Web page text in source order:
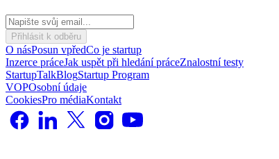
Přihlásit k odběru
O násPosun vpředCo je startup
Inzerce práceJak uspět při hledání práceZnalostní testy
StartupTalkBlogStartup Program
VOPOsobní údaje
CookiesPro médiaKontakt